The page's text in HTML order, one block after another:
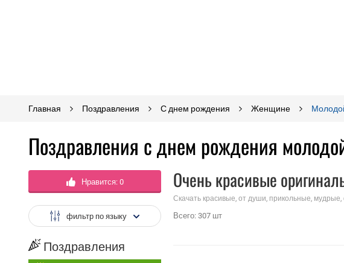
Главная Поздравления С днем рождения Женщине
Поздравления с днем рождения
Нравится: 0
фильтр по языку
Поздравления
Очень красивые
Скачать красивые, от души, прикольные, мудрые,
Всего: 307 шт